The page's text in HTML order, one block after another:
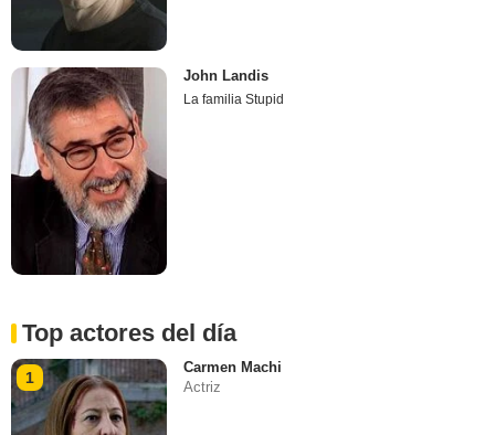
John Landis
La familia Stupid
Top actores del día
1
Carmen Machi
Actriz